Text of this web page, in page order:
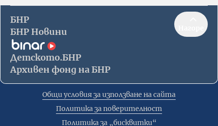
БНР
БНР Новини
Детското.БНР
Архивен фонд на БНР
Общи условия за използване на сайта
Политика за поверителност
Политика за „бисквитки“